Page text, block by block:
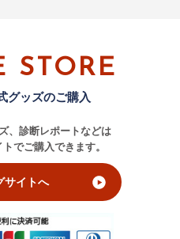
STORE
グッズのご購入
、診断レポートなどは
でご購入できます。
サイトへ